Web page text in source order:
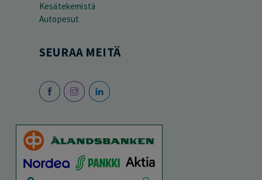
Kesätekemistä
Autopesut
SEURAA MEITÄ